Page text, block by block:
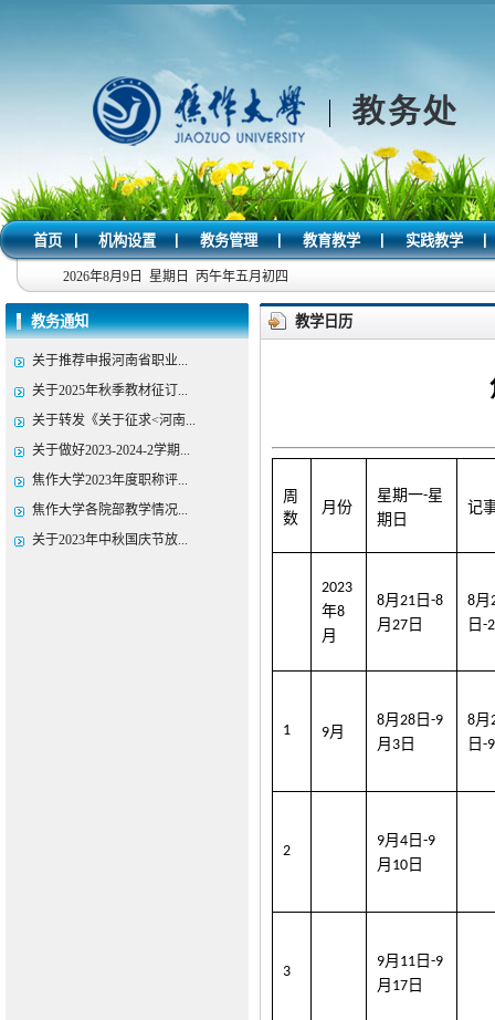
首页 | 机构设置 | 教务管理 | 教育教学 | 实践教学 |
2026年8月9日 星期日 丙午年五月初四
教务通知
关于推荐申报河南省职业...
关于2025年秋季教材征订...
关于转发《关于征求<河南...
关于做好2023-2024-2学期...
焦作大学2023年度职称评...
焦作大学各院部教学情况...
关于2023年中秋国庆节放...
教学日历
周
数
月份
星期一-星
期日
记
2023
年8
月
8月21 日-8
月27 日
8月
日-2
1 9月
8月28 日-9
月 3 日
8月
日-9
2
9月4 日-9
月 10 日
3
9月 11 日-9
月 17 日